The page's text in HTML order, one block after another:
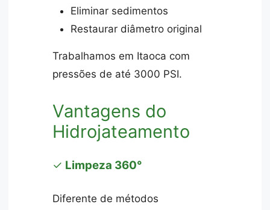
Eliminar sedimentos
Restaurar diâmetro original
Trabalhamos em Itaoca com
pressões de até 3000 PSI.
Vantagens do
Hidrojateamento
✓ Limpeza 360°
Diferente de métodos